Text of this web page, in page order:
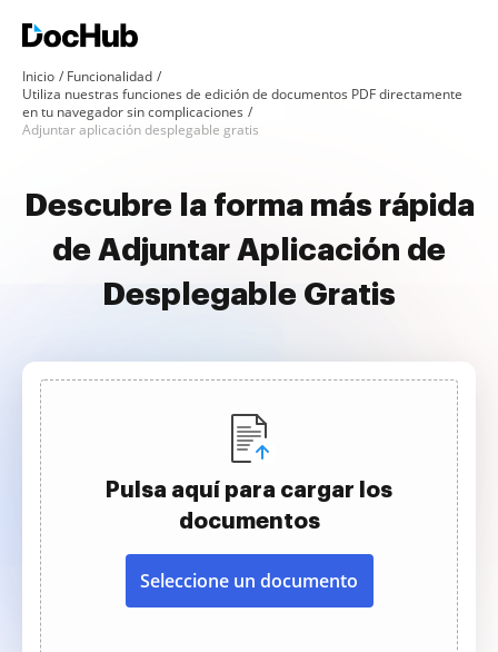
Inicio
Funcionalidad
Utiliza nuestras funciones de edición de documentos PDF directamente
en tu navegador sin complicaciones
Adjuntar aplicación desplegable gratis
Descubre la forma más rápida
de Adjuntar Aplicación de
Desplegable Gratis
Pulsa aquí para cargar los
documentos
Seleccione un documento